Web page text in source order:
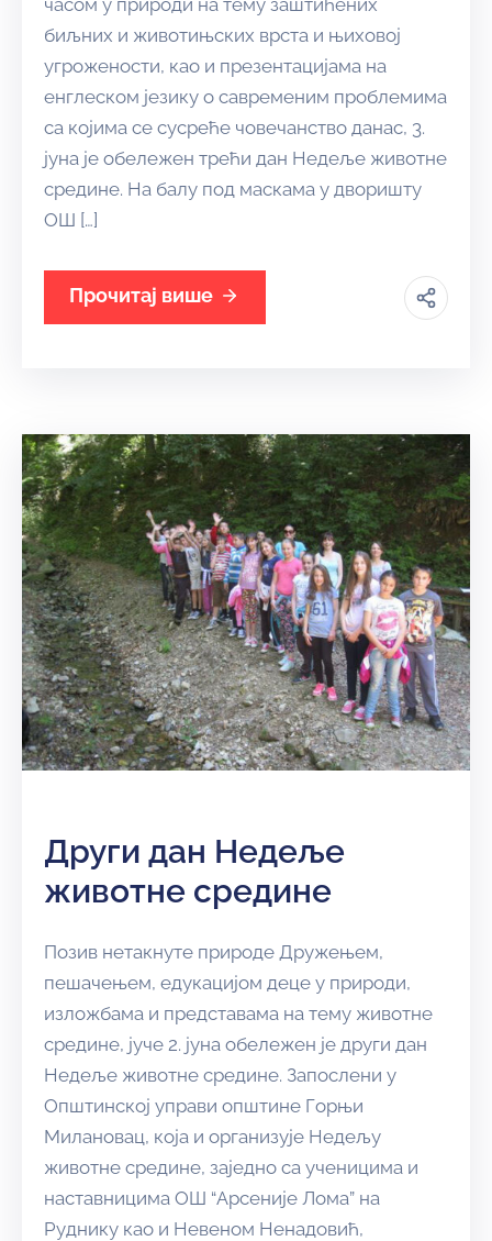
часом у природи на тему заштићених
биљних и животињских врста и њиховој
угрожености, као и презентацијама на
енглеском језику о савременим проблемима
са којима се сусреће човечанство данас, 3.
јуна је обележен трећи дан Недеље животне
средине. На балу под маскама у дворишту
ОШ […]
Прочитај више
Други дан Недеље
животне средине
Позив нетакнуте природе Дружењем,
пешачењем, едукацијом деце у природи,
изложбама и представама на тему животне
средине, јуче 2. јуна обележен је други дан
Недеље животне средине. Запослени у
Општинској управи општине Горњи
Милановац, која и организује Недељу
животне средине, заједно са ученицима и
наставницима ОШ “Арсеније Лома” на
Руднику као и Невеном Ненадовић,